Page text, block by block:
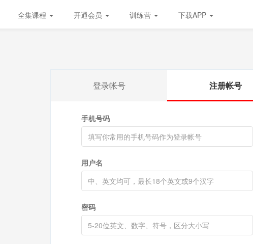
全集课程 开通会员 训练营 下载APP
登录帐号 注册帐号
手机号码
用户名
密码